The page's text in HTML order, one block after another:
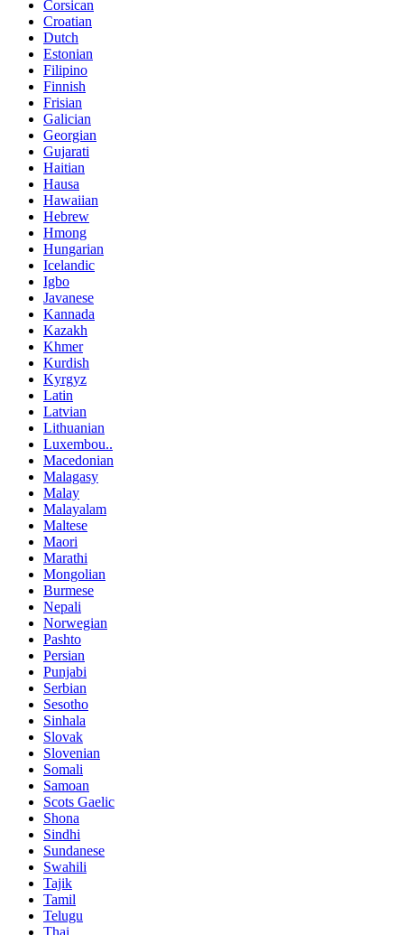
Corsican
Croatian
Dutch
Estonian
Filipino
Finnish
Frisian
Galician
Georgian
Gujarati
Haitian
Hausa
Hawaiian
Hebrew
Hmong
Hungarian
Icelandic
Igbo
Javanese
Kannada
Kazakh
Khmer
Kurdish
Kyrgyz
Latin
Latvian
Lithuanian
Luxembou..
Macedonian
Malagasy
Malay
Malayalam
Maltese
Maori
Marathi
Mongolian
Burmese
Nepali
Norwegian
Pashto
Persian
Punjabi
Serbian
Sesotho
Sinhala
Slovak
Slovenian
Somali
Samoan
Scots Gaelic
Shona
Sindhi
Sundanese
Swahili
Tajik
Tamil
Telugu